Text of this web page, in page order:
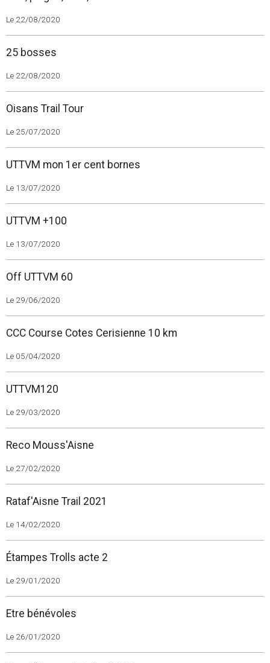
Le 22/08/2020
25 bosses
Le 22/08/2020
Oisans Trail Tour
Le 25/07/2020
UTTVM mon 1er cent bornes
Le 13/07/2020
UTTVM +100
Le 13/07/2020
Off UTTVM 60
Le 29/06/2020
CCC Course Cotes Cerisienne 10 km
Le 05/04/2020
UTTVM120
Le 29/03/2020
Reco Mouss'Aisne
Le 27/02/2020
Rataf'Aisne Trail 2021
Le 14/02/2020
Étampes Trolls acte 2
Le 29/01/2020
Etre bénévoles
Le 26/01/2020